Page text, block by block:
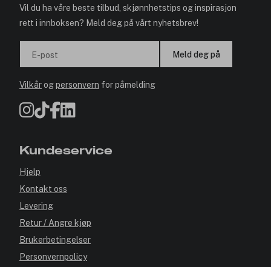
Vil du ha våre beste tilbud, skjønnhetstips og inspirasjon
rett i innboksen? Meld deg på vårt nyhetsbrev!
E-post Meld deg på
Vilkårogpersonvern for påmelding
Kundeservice
Hjelp
Kontakt oss
Levering
Retur / Angre kjøp
Brukerbetingelser
Personvernpolicy